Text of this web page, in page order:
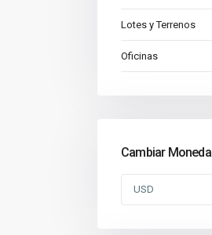
Lotes y Terrenos
Oficinas
Cambiar Moneda
USD